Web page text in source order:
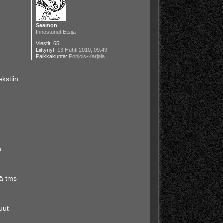
Seamon
Innostunut Etsijä
Viestit: 65
Liittynyt: 13 Huhti 2010, 09:49
Paikkakunta: Pohjois-Karjala
tms